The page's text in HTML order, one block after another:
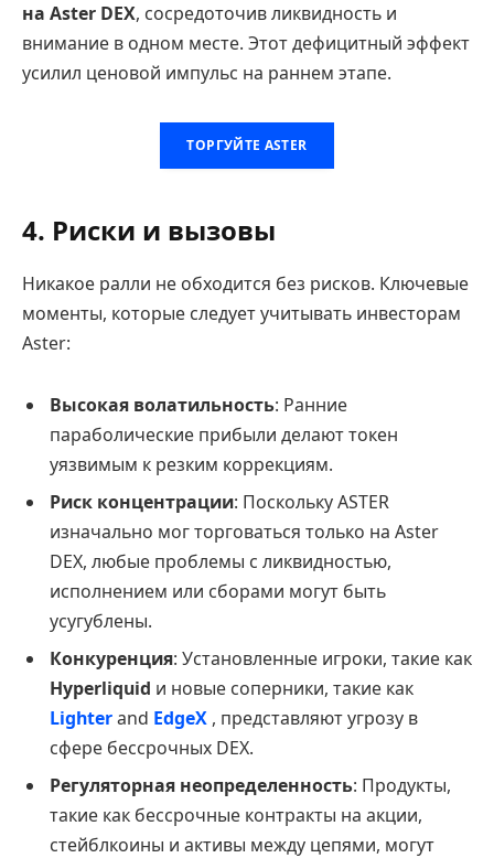
на Aster DEX, сосредоточив ликвидность и
внимание в одном месте. Этот дефицитный эффект
усилил ценовой импульс на раннем этапе.
ТОРГУЙТЕ ASTER
4. Риски и вызовы
Никакое ралли не обходится без рисков. Ключевые
моменты, которые следует учитывать инвесторам
Aster:
Высокая волатильность: Ранние
параболические прибыли делают токен
уязвимым к резким коррекциям.
Риск концентрации: Поскольку ASTER
изначально мог торговаться только на Aster
DEX, любые проблемы с ликвидностью,
исполнением или сборами могут быть
усугублены.
Конкуренция: Установленные игроки, такие как
Hyperliquid и новые соперники, такие как
Lighterand EdgeX , представляют угрозу в
сфере бессрочных DEX.
Регуляторная неопределенность: Продукты,
такие как бессрочные контракты на акции,
стейблкоины и активы между цепями, могут